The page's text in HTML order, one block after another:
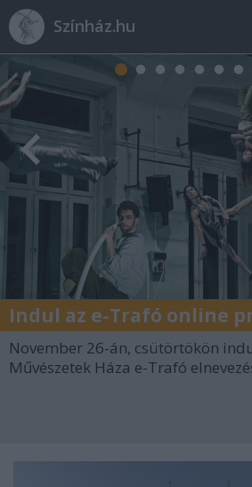
Színház.hu
Indul az e-Trafó online
November 26-án, csütörtökön
Művészetek Háza e-Trafó